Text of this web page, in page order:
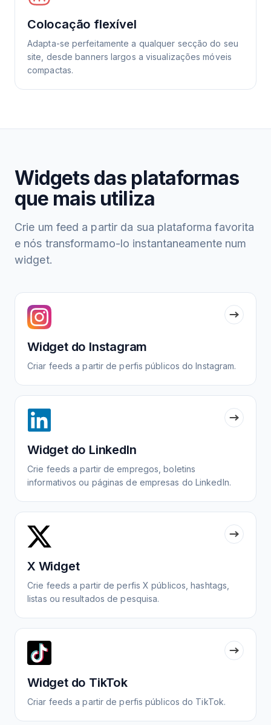
Colocação flexível
Adapta-se perfeitamente a qualquer secção do seu
site, desde banners largos a visualizações móveis
compactas.
Widgets das plataformas
que mais utiliza
Crie um feed a partir da sua plataforma favorita
e nós transformamo-lo instantaneamente num
widget.
Widget do Instagram
Criar feeds a partir de perfis públicos do Instagram.
Widget do LinkedIn
Crie feeds a partir de empregos, boletins
informativos ou páginas de empresas do LinkedIn.
X Widget
Crie feeds a partir de perfis X públicos, hashtags,
listas ou resultados de pesquisa.
Widget do TikTok
Criar feeds a partir de perfis públicos do TikTok.